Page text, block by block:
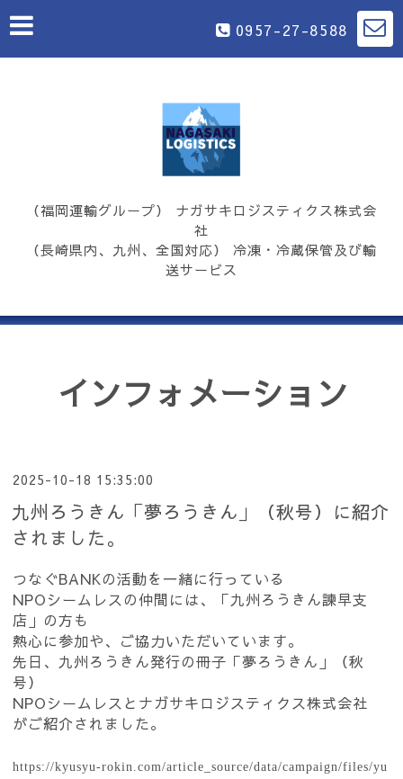
0957-27-8588
（福岡運輸グループ） ナガサキロジスティクス株式会
社
（長崎県内、九州、全国対応） 冷凍・冷蔵保管及び輸
送サービス
インフォメーション
2025-10-18 15:35:00
九州ろうきん「夢ろうきん」（秋号）に紹介
されました。
つなぐBANKの活動を一緒に行っている
NPOシームレスの仲間には、「九州ろうきん諫早支
店」の方も
熱心に参加や、ご協力いただいています。
先日、九州ろうきん発行の冊子「夢ろうきん」（秋
号）
NPOシームレスとナガサキロジスティクス株式会社
がご紹介されました。
https://kyusyu-rokin.com/article_source/data/campaign/files/yu